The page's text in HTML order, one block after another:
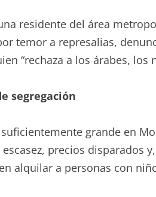
residente del área
temor a represalias,
“rechaza a los árabes, los
segregación
grande en
precios disparados
alquilar a personas con